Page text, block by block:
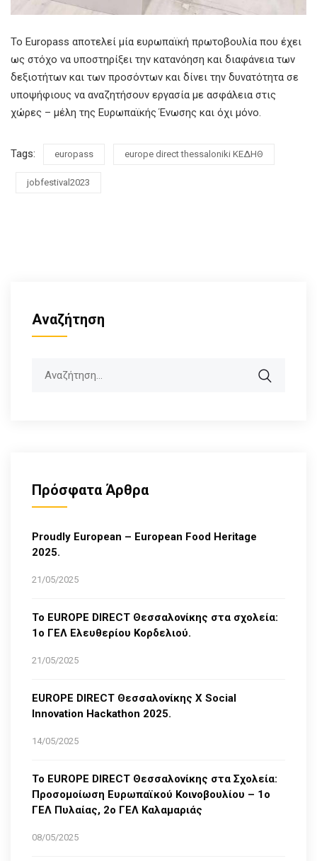
Το Europass αποτελεί μία ευρωπαϊκή πρωτοβουλία που έχει
ως στόχο να υποστηρίξει την κατανόηση και διαφάνεια των
δεξιοτήτων και των προσόντων και δίνει την δυνατότητα σε
υποψήφιους να αναζητήσουν εργασία με ασφάλεια στις
χώρες – μέλη της Ευρωπαϊκής Ένωσης και όχι μόνο.
Tags: europass europe direct thessaloniki ΚΕΔΗΘ
jobfestival2023
Αναζήτηση
Πρόσφατα Άρθρα
Proudly European – European Food Heritage
2025.
21/05/2025
Το EUROPE DIRECT Θεσσαλονίκης στα σχολεία:
1ο ΓΕΛ Ελευθερίου Κορδελιού.
21/05/2025
EUROPE DIRECT Θεσσαλονίκης Χ Social
Innovation Hackathon 2025.
14/05/2025
Το EUROPE DIRECT Θεσσαλονίκης στα Σχολεία:
Προσομοίωση Ευρωπαϊκού Κοινοβουλίου – 1ο
ΓΕΛ Πυλαίας, 2ο ΓΕΛ Καλαμαριάς
08/05/2025